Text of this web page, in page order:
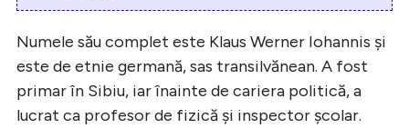
Numele său complet este Klaus Werner Iohannis şi
este de etnie germană, sas transilvănean. A fost
primar în Sibiu, iar înainte de cariera politică, a
lucrat ca profesor de fizică şi inspector şcolar.